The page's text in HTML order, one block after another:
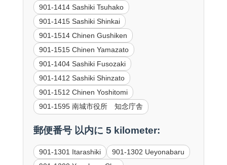
901-1414 Sashiki Tsuhako
901-1415 Sashiki Shinkai
901-1514 Chinen Gushiken
901-1515 Chinen Yamazato
901-1404 Sashiki Fusozaki
901-1412 Sashiki Shinzato
901-1512 Chinen Yoshitomi
901-1595 南城市役所 知念庁舎
郵便番号 以内に 5 kilometer:
901-1301 Itarashiki
901-1302 Ueyonabaru